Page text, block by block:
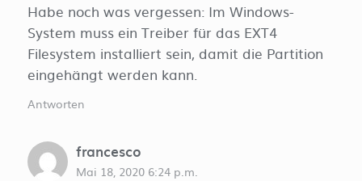
Habe noch was vergessen: Im Windows-
System muss ein Treiber für das EXT4
Filesystem installiert sein, damit die Partition
eingehängt werden kann.
Antworten
francesco
Mai 18, 2020 6:24 p.m.